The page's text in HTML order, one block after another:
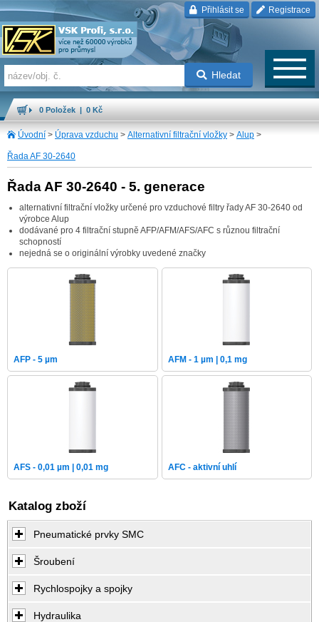
Přihlásit se Registrace
Hledat
0 Položek | 0 Kč
Úvodní > Úprava vzduchu > Alternativní filtrační vložky > Alup >
Řada AF 30-2640
Řada AF 30-2640 - 5. generace
alternativní filtrační vložky určené pro vzduchové filtry řady AF 30-2640 od
výrobce Alup
dodávané pro 4 filtrační stupně AFP/AFM/AFS/AFC s různou filtrační
schopností
nejedná se o originální výrobky uvedené značky
AFP - 5 µm AFM - 1 µm | 0,1 mg
AFS - 0,01 µm | 0,01 mg AFC - aktivní uhlí
Katalog zboží
Pneumatické prvky SMC
Šroubení
Rychlospojky a spojky
Hydraulika